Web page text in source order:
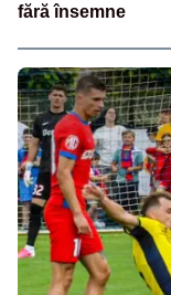
fără însemne